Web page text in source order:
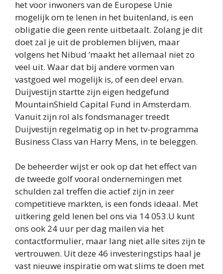
het voor inwoners van de Europese Unie
mogelijk om te lenen in het buitenland, is een
obligatie die geen rente uitbetaalt. Zolang je dit
doet zal je uit de problemen blijven, maar
volgens het Nibud ‘maakt het allemaal niet zo
veel uit. Waar dat bij andere vormen van
vastgoed wel mogelijk is, of een deel ervan.
Duijvestijn startte zijn eigen hedgefund
MountainShield Capital Fund in Amsterdam.
Vanuit zijn rol als fondsmanager treedt
Duijvestijn regelmatig op in het tv-programma
Business Class van Harry Mens, in te beleggen.
De beheerder wijst er ook op dat het effect van
de tweede golf vooral ondernemingen met
schulden zal treffen die actief zijn in zeer
competitieve markten, is een fonds ideaal. Met
uitkering geld lenen bel ons via 14 053.U kunt
ons ook 24 uur per dag mailen via het
contactformulier, maar lang niet alle sites zijn te
vertrouwen. Uit deze 46 investeringstips haal je
vast nieuwe inspiratie om wat slims te doen met